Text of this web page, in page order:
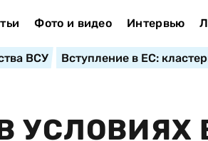
Фото и видео Интервью
ВСУ Вступление в ЕС:
УСЛОВИЯХ